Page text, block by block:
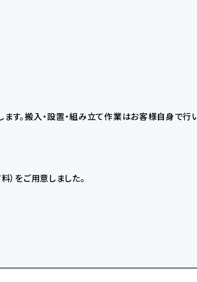
。搬入・設置・組み立て作業はお客様自身で行
）をご用意しました。